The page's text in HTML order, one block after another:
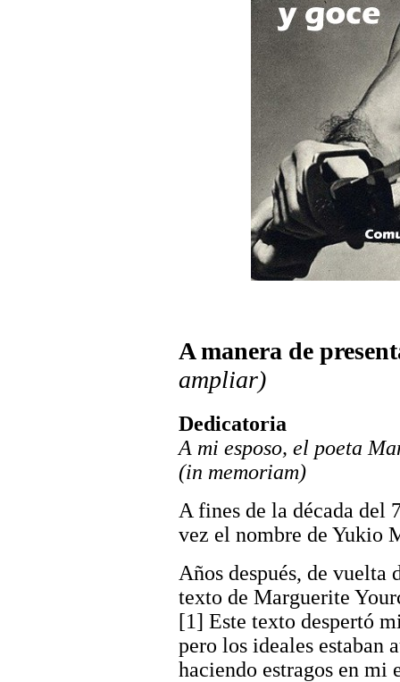
A manera de
ampliar)
Dedicatoria
A mi esposo, el poeta
(in memoriam)
A fines de la década del
vez el nombre de Yukio
Años después, de
texto de Marguerite
[1] Este texto despertó
pero los ideales estaban
haciendo estragos en mi